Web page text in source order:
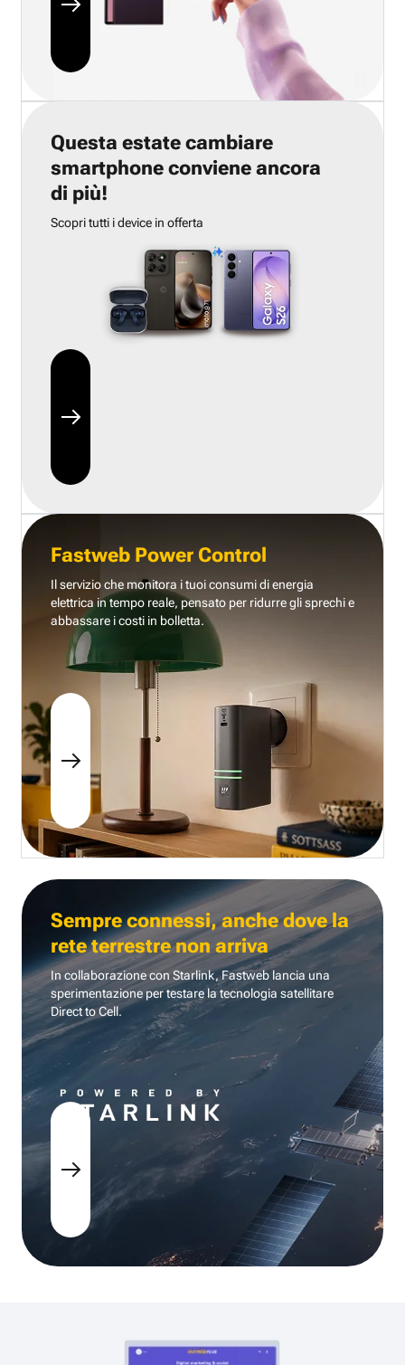
Questa estate cambiare
smartphone conviene ancora
di più!
Scopri tutti i device in offerta
Fastweb Power Control
Il servizio che monitora i tuoi consumi di energia
elettrica in tempo reale, pensato per ridurre gli sprechi e
abbassare i costi in bolletta.
Sempre connessi, anche dove la
rete terrestre non arriva
In collaborazione con Starlink, Fastweb lancia una
sperimentazione per testare la tecnologia satellitare
Direct to Cell.